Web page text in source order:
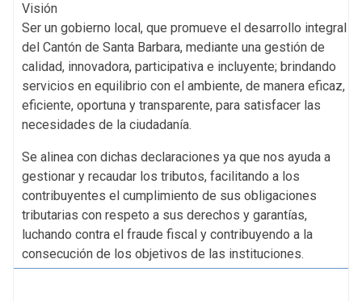
Visión
Ser un gobierno local, que promueve el desarrollo integral
del Cantón de Santa Barbara, mediante una gestión de
calidad, innovadora, participativa e incluyente; brindando
servicios en equilibrio con el ambiente, de manera eficaz,
eficiente, oportuna y transparente, para satisfacer las
necesidades de la ciudadanía.
Se alinea con dichas declaraciones ya que nos ayuda a
gestionar y recaudar los tributos, facilitando a los
contribuyentes el cumplimiento de sus obligaciones
tributarias con respeto a sus derechos y garantías,
luchando contra el fraude fiscal y contribuyendo a la
consecución de los objetivos de las instituciones.